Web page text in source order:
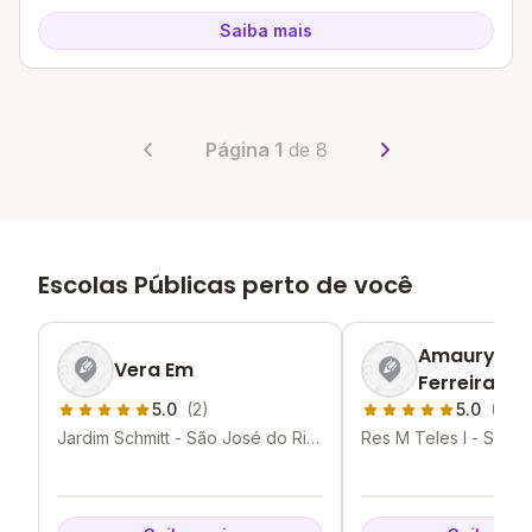
Saiba mais
Página 1 de 8
Escolas Públicas perto de você
Vera Em
5.0 (2)
Jardim Schmitt - São José do Rio
Amaury De
Ferreira
5.0 (2)
Res M Teles I - São